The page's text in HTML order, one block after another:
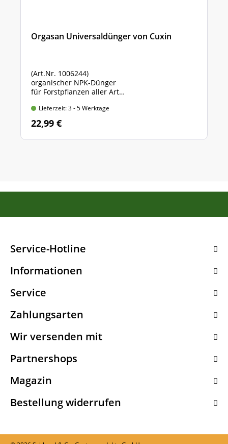
Orgasan Universaldünger von Cuxin
(Art.Nr. 1006244)
organischer NPK-Dünger
für Forstpflanzen aller Art
Lieferzeit: 3 - 5 Werktage
22,99 €
Service-Hotline
Informationen
Service
Zahlungsarten
Wir versenden mit
Partnershops
Magazin
Bestellung widerrufen